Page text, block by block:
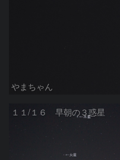
やまちゃん
１１/１６ 早朝の３惑星